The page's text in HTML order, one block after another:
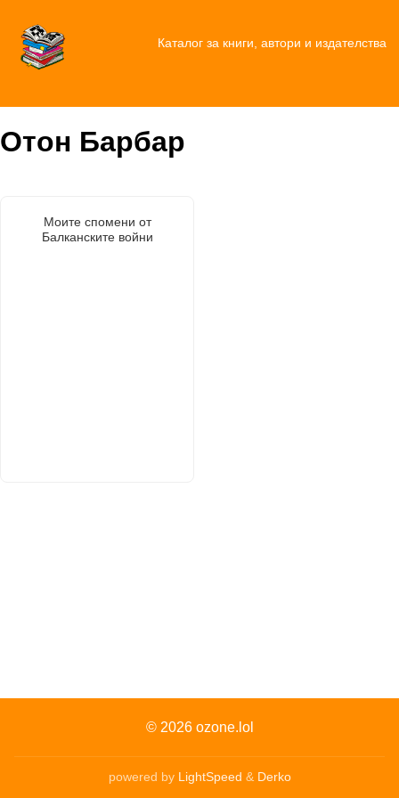
Каталог за книги, автори и издателства
Отон Барбар
Моите спомени от
Балканските войни
© 2026 ozone.lol
powered by LightSpeed & Derko